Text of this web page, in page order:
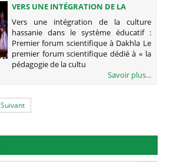
VERS UNE INTÉGRATION DE LA
CULTURE HASSANIE DANS LE
SYSTÈME ÉDUCATIF : PREMIER
FORUM SCIENTIFIQUE À DAKHLA
Vers une intégration de la culture
hassanie dans le système éducatif :
Premier forum scientifique à Dakhla Le
premier forum scientifique dédié à « la
pédagogie de la cultu
Savoir plus...
Suivant